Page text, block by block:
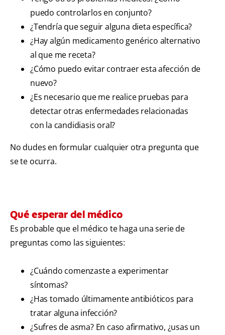
puedo controlarlos en conjunto?
¿Tendría que seguir alguna dieta específica?
¿Hay algún medicamento genérico alternativo
al que me receta?
¿Cómo puedo evitar contraer esta afección de
nuevo?
¿Es necesario que me realice pruebas para
detectar otras enfermedades relacionadas
con la candidiasis oral?
No dudes en formular cualquier otra pregunta que
se te ocurra.
Qué esperar del médico
Es probable que el médico te haga una serie de
preguntas como las siguientes:
¿Cuándo comenzaste a experimentar
síntomas?
¿Has tomado últimamente antibióticos para
tratar alguna infección?
¿Sufres de asma? En caso afirmativo, ¿usas un